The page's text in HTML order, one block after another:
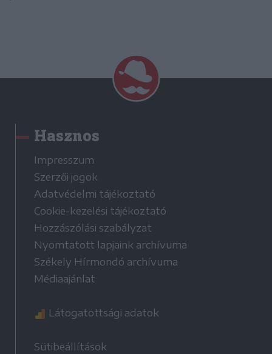
Hasznos
Impresszum
Szerzői jogok
Adatvédelmi tájékoztató
Cookie-kezelési tájékoztató
Hozzászólási szabályzat
Nyomtatott lapjaink archívuma
Székely Hírmondó archívuma
Médiaajánlat
Látogatottsági adatok
Sütibeállítások